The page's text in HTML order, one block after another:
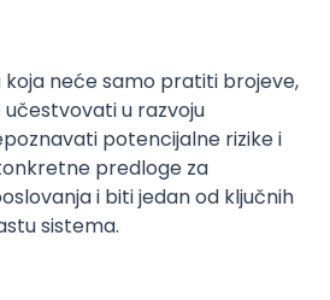
koja neće samo pratiti brojeve,
u razvoju
potencijalne rizike i
predloge za
i biti jedan od ključnih
sistema.